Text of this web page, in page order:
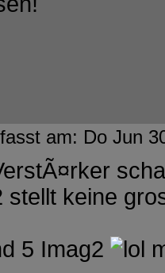
am: Do Jun
stellt keine
5 Imag2